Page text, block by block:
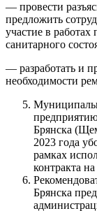
— провести
предложить
участие в
санитарного
— разработать и
необходимости
Брянска
2023 года
рамках
контракта
Брянска